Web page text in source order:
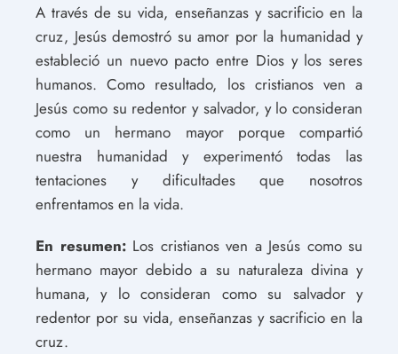
A través de su vida, enseñanzas y sacrificio en la
cruz, Jesús demostró su amor por la humanidad y
estableció un nuevo pacto entre Dios y los seres
humanos. Como resultado, los cristianos ven a
Jesús como su redentor y salvador, y lo consideran
como un hermano mayor porque compartió
nuestra humanidad y experimentó todas las
tentaciones y dificultades que nosotros
enfrentamos en la vida.
En resumen: Los cristianos ven a Jesús como su
hermano mayor debido a su naturaleza divina y
humana, y lo consideran como su salvador y
redentor por su vida, enseñanzas y sacrificio en la
cruz.